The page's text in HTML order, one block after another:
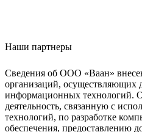
Наши партнеры
Сведения об ООО «Ваан»
организаций, осуществляющих
информационных технологий.
деятельность, связанную с
технологий, по разработке
обеспечения, предоставлению